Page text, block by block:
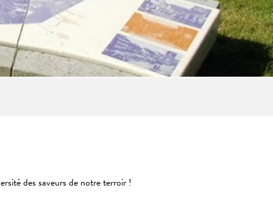
des saveurs de notre terroir !